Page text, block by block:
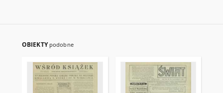
OBIEKTY podobne